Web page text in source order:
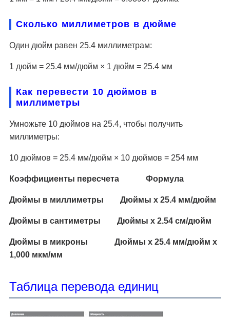
Сколько миллиметров в дюйме
Один дюйм равен 25.4 миллиметрам:
1 дюйм = 25.4 мм/дюйм × 1 дюйм = 25.4 мм
Как перевести 10 дюймов в
миллиметры
Умножьте 10 дюймов на 25.4, чтобы получить
миллиметры:
10 дюймов = 25.4 мм/дюйм × 10 дюймов = 254 мм
Коэффициенты пересчета Формула
Дюймы в миллиметры Дюймы x 25.4 мм/дюйм
Дюймы в сантиметры Дюймы x 2.54 см/дюйм
Дюймы в микроны Дюймы x 25.4 мм/дюйм x
1,000 мкм/мм
Таблица перевода единиц